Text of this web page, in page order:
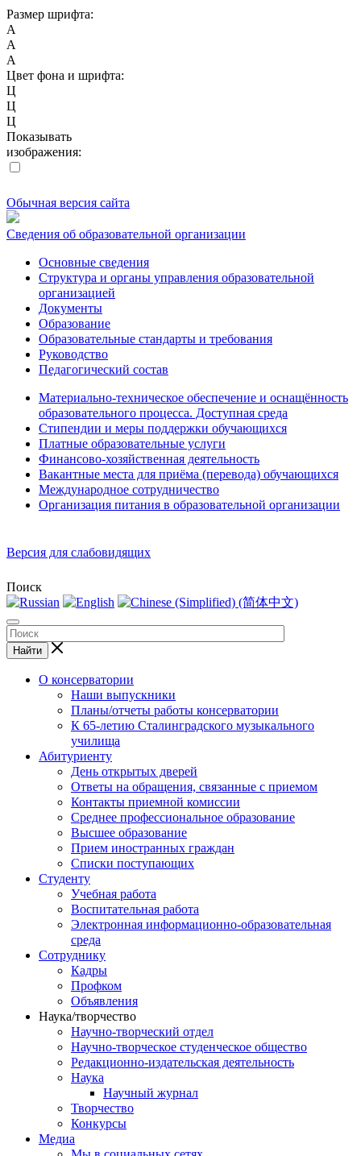
Размер шрифта:
A
A
A
Цвет фона и шрифта:
Ц
Ц
Ц
Показывать
изображения:
Обычная версия сайта
Сведения об образовательной организации
Основные сведения
Структура и органы управления образовательной
организацией
Документы
Образование
Образовательные стандарты и требования
Руководство
Педагогический состав
Материально-техническое обеспечение и оснащённость
образовательного процесса. Доступная среда
Стипендии и меры поддержки обучающихся
Платные образовательные услуги
Финансово-хозяйственная деятельность
Вакантные места для приёма (перевода) обучающихся
Международное сотрудничество
Организация питания в образовательной организации
Версия для слабовидящих
Поиск
Найти
О консерватории
Наши выпускники
Планы/отчеты работы консерватории
К 65-летию Сталинградского музыкального
училища
Абитуриенту
День открытых дверей
Ответы на обращения, связанные с приемом
Контакты приемной комиссии
Среднее профессиональное образование
Высшее образование
Прием иностранных граждан
Списки поступающих
Студенту
Учебная работа
Воспитательная работа
Электронная информационно-образовательная
среда
Сотруднику
Кадры
Профком
Объявления
Наука/творчество
Научно-творческий отдел
Научно-творческое студенческое общество
Редакционно-издательская деятельность
Наука
Научный журнал
Творчество
Конкурсы
Медиа